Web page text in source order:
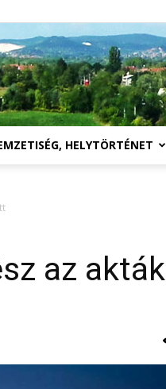
HELYTÖRTÉNET
az akták